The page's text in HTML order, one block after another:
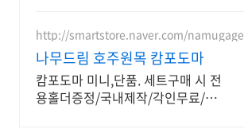
강한 선택, 미미너츠!
http://smartstore.naver.com/namugage
나무드림 호주원목 캄포도마
캄포도마 미니,단품. 세트구매 시 전
용홀더증정/국내제작/각인무료/선